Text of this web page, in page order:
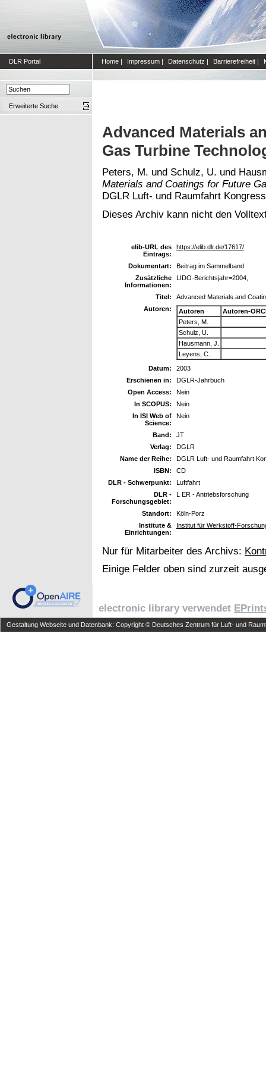
DLR Portal Home | Impressum | Datenschutz | Barrierefreiheit |
Erweiterte Suche
Advanced Materials
Gas Turbine
Peters, M. und Schulz, U. und
Materials and Coatings for Future
DGLR Luft- und Raumfahrt
Dieses Archiv kann nicht den
elib-URL des
Eintrags:
https://elib.dlr.de/17617/
Dokumentart:
Beitrag im Sammelband
Zusätzliche
Informationen:
LIDO-Berichtsjahr=2004,
Titel:
Advanced Materials and
Autoren:
Autoren
Autoren-
Peters, M.
Schulz, U.
Hausmann, J.
Leyens, C.
Datum:
2003
Erschienen in:
DGLR-Jahrbuch
Open Access:
Nein
In SCOPUS:
Nein
In ISI Web of
Science:
Nein
Band:
JT
Verlag:
DGLR
Name der Reihe:
DGLR Luft- und Raumfahrt
ISBN:
CD
DLR - Schwerpunkt:
Luftfahrt
DLR -
Forschungsgebiet:
L ER - Antriebsforschung
Standort:
Köln-Porz
Institute &
Einrichtungen:
Institut für Werkstoff-
Nur für Mitarbeiter des Archivs:
Einige Felder oben sind zurzeit
electronic library verwendet
Gestaltung Webseite und Datenbank: Copyright © Deutsches Zentrum für Luft- und